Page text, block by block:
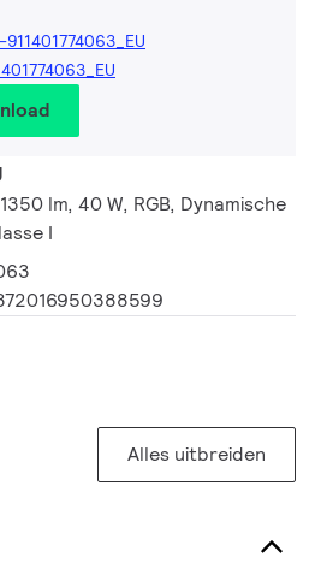
lm, 40 W, RGB, Dynamische
I
Alles uitbreiden